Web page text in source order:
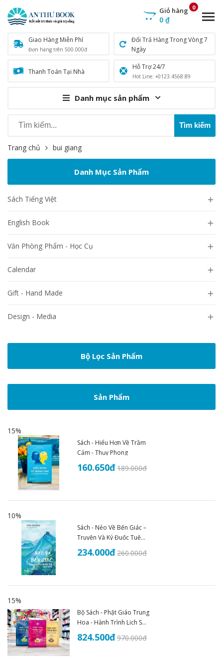
Giao Hàng Miễn Phí
Đơn hàng trên 500.000đ
Đổi Trả Hàng Trong Vòng 7
Ngày
Thanh Toán Tại Nhà
Hỗ Trợ 24/7
Hot Line: +0123.4568.89
Danh mục sản phẩm
Giỏ hàng
0 ₫
0
Trang chủ bui giang
Danh Mục Sản Phẩm
Sách Tiếng Việt 
English Book 
Văn Phòng Phẩm - Học Cụ 
Calendar 
Gift - Hand Made 
Design - Media 
Bộ Lọc Sản Phẩm
Sản Phẩm
15%
Sách - Hiểu Hơn Về Trầm
Cảm - Thụy Phong
160.650đ189.000đ
10%
Sách - Nẻo Về Bến Giác –
Truyện Và Ký Đuốc Tuệ
(1935–1945) - An Thư
Book
234.000đ260.000đ
15%
Bộ Sách - Phật Giáo Trung
Hoa - Hành Trình Lịch Sử
Văn Hóa Và Tư Tưởng
(Trọn Bộ 3 Tập)
824.500đ970.000đ